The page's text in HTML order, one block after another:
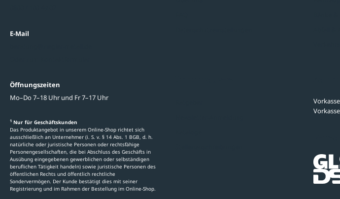
E-Mail
Öffnungszeiten
Mo–Do 7–18 Uhr und Fr 7–17 Uhr
1 Nur für Geschäftskunden
Das Produktangebot in unserem Online-Shop richtet sich
ausschließlich an Unternehmer (i. S. v. § 14 Abs. 1 BGB, d. h.
natürliche oder juristische Personen oder rechtsfähige
Personengesellschaften, die bei Abschluss des Geschäfts in
Ausübung eingegebenen gewerblichen oder selbständigen
beruflichen Tätigkeit handeln) sowie juristische Personen des
öffentlichen Rechts und öffentlich rechtliche
Sondervermögen. Der Kunde bestätigt dies mit seiner
Registrierung und im Rahmen der Bestellung im Online-Shop.